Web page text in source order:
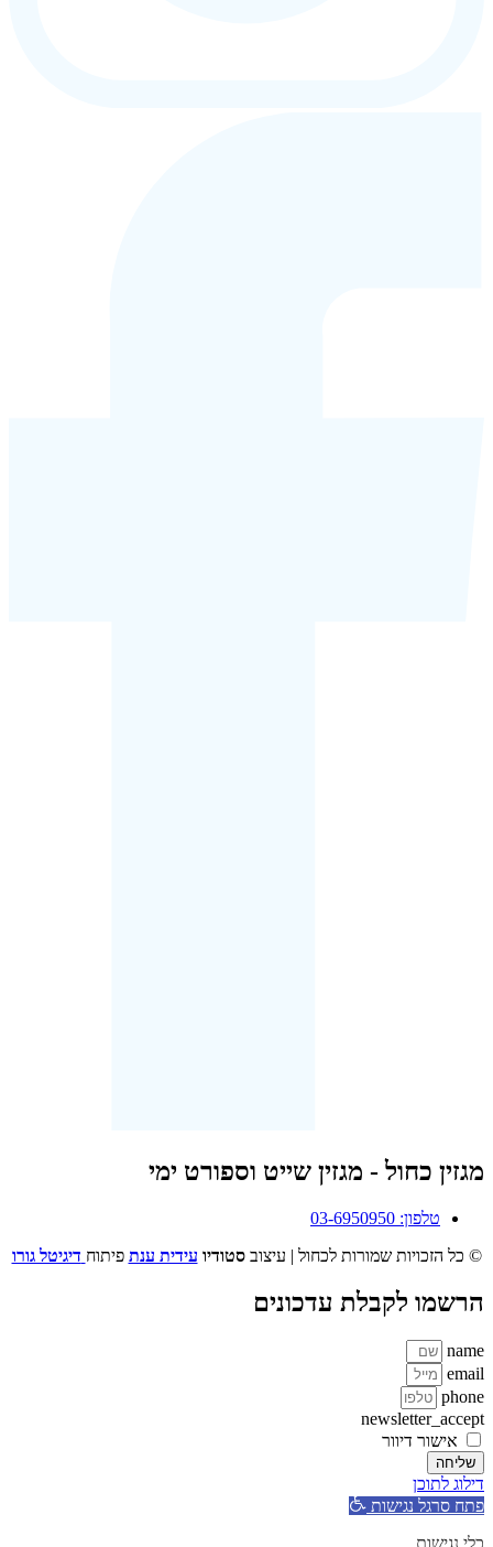
מגזין כחול - מגזין שייט וספורט ימי
טלפון: 03-6950950
© כל הזכויות שמורות לכחול | עיצובסטודיו עידית ענת פיתוח דיגיטל גורו
הרשמו לקבלת עדכונים
name
email
phone
newsletter_accept
אישור דיוור
שליחה
דילוג לתוכן
פתח סרגל נגישות
כלי נגישות